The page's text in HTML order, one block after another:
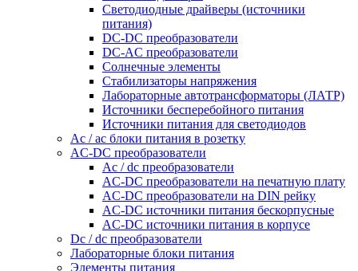
Светодиодные драйверы (источники
питания)
DC-DC преобразователи
DC-AC преобразователи
Солнечные элементы
Стабилизаторы напряжения
Лабораторные автотрансформаторы (ЛАТР)
Источники бесперебойного питания
Источники питания для светодиодов
Ac / ac блоки питания в розетку
AC-DC преобразователи
Ac / dc преобразователи
AC-DC преобразователи на печатную плату
AC-DC преобразователи на DIN рейку
AC-DC источники питания бескорпусные
AC-DC источники питания в корпусе
Dc / dc преобразователи
Лабораторные блоки питания
Элементы питания